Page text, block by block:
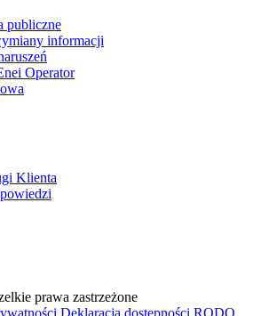
publiczne
informacji
Operator
Klienta
prawa zastrzeżone